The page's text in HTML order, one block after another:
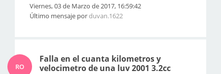
Viernes, 03 de Marzo de 2017, 16:59:42
Último mensaje porduvan.1622
RO
Falla en el cuanta kilometros y
velocimetro de una luv 2001 3.2cc